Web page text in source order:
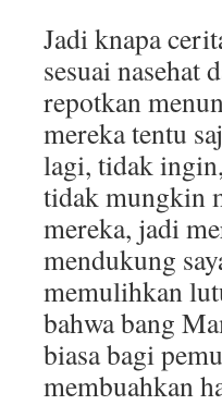
Jadi knapa
sesuai nasehat
repotkan
mereka tentu
lagi, tidak
tidak mungkin
mereka, jadi
mendukung
memulihkan
bahwa bang
biasa bagi
membuahkan